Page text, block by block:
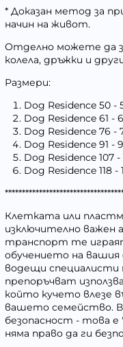
* Доказан метод за
начин на живот.
Отделно можете да
колела, дръжки и
Размери:
Dog Residence 50 -
Dog Residence 61 -
Dog Residence 76 -
Dog Residence 91 -
Dog Residence 107 -
Dog Residence 118 -
Клетката или
изключително важен
транспорт те
обучението на
водещи специалисти
препоръчват
който кучето влезе
вашето семейство.
безопасност - това
няма право да ги